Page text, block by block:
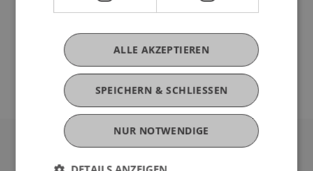
Rieder
Schenk
Schädler
Pro Bono Projekt(Übung)
Rieder
Schenk Schädler
SPEICHERN & SCHLIESSEN
ALLE AKZEPTIEREN
NUR NOTWENDIGE